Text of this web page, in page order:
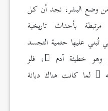
من وضع البشر، نجد أن كل
بأحداث تاريخية
تُبني عليها حتمية التجسد
وهو خطيئة آدم
، فلو
لما كانت هناك ديانة